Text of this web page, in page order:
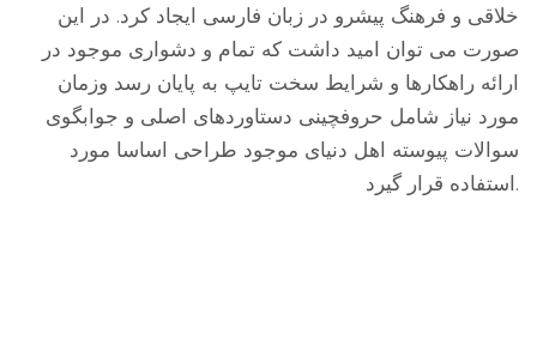
خلاقی و فرهنگ پیشرو در زبان فارسی ایجاد کرد. در این
صورت می توان امید داشت که تمام و دشواری موجود در
ارائه راهکارها و شرایط سخت تایپ به پایان رسد وزمان
مورد نیاز شامل حروفچینی دستاوردهای اصلی و جوابگوی
سوالات پیوسته اهل دنیای موجود طراحی اساسا مورد
استفاده قرار گیرد.